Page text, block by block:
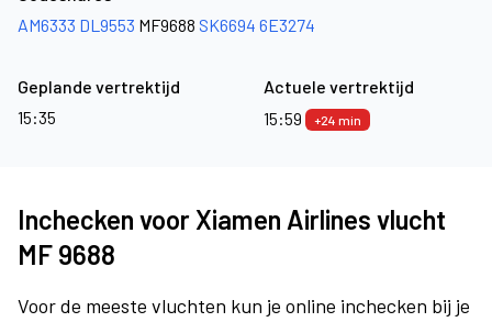
AM6333 DL9553 MF9688 SK6694 6E3274
Geplande vertrektijd
15:35
Actuele vertrektijd
15:59
+24 min
Inchecken voor Xiamen Airlines vlucht
MF 9688
Voor de meeste vluchten kun je online inchecken bij je